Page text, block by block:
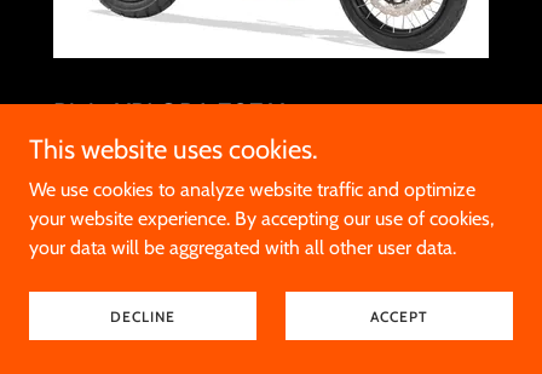
Rieju XPLORA 707 X
7.640€
Motor: 2 Zylinder 4-Taktmotor (wassergekühlt)
Hubraum: 700ccm
Leistung : 70PS
Tankinhalt: 19,5 Liter
Getriebe: 6-Gang
This website uses cookies.
We use cookies to analyze website traffic and optimize
your website experience. By accepting our use of cookies,
your data will be aggregated with all other user data.
DECLINE ACCEPT